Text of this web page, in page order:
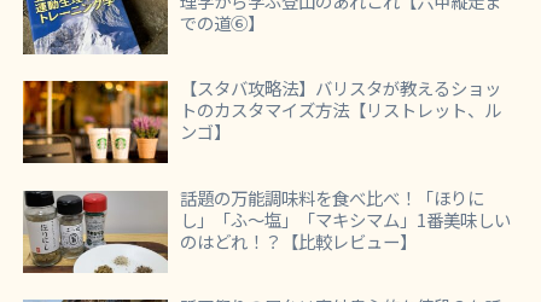
での道⑥】
【スタバ攻略法】バリスタが教えるショッ
トのカスタマイズ方法【リストレット、ル
ンゴ】
話題の万能調味料を食べ比べ！「ほりに
し」「ふ～塩」「マキシマム」1番美味しい
のはどれ！？【比較レビュー】